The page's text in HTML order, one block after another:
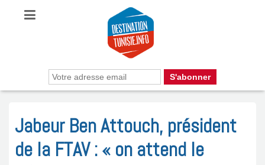
Jabeur Ben Attouch, président
de la FTAV : « on attend le